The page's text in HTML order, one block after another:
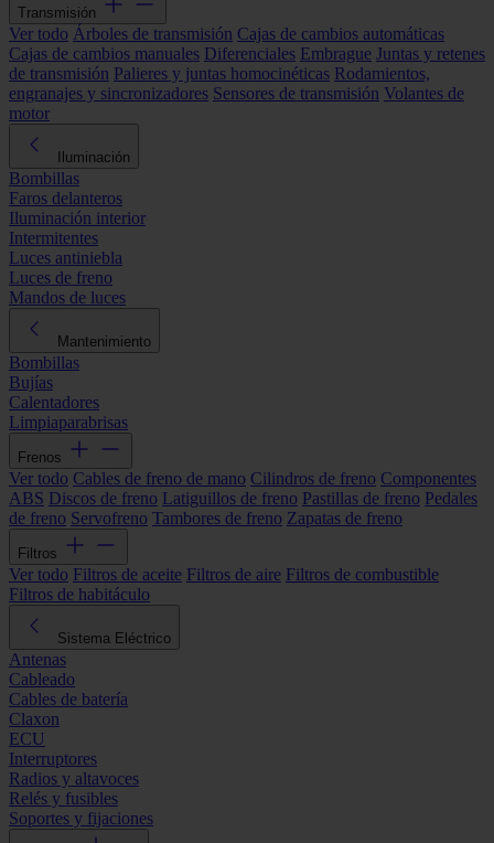
Transmisión
Ver todo Árboles de transmisión Cajas de cambios automáticas
Cajas de cambios manuales Diferenciales Embrague Juntas y retenes
de transmisión Palieres y juntas homocinéticas Rodamientos,
engranajes y sincronizadores Sensores de transmisión Volantes de
motor
Iluminación
Bombillas
Faros delanteros
Iluminación interior
Intermitentes
Luces antiniebla
Luces de freno
Mandos de luces
Mantenimiento
Bombillas
Bujías
Calentadores
Limpiaparabrisas
Frenos
Ver todo Cables de freno de mano Cilindros de freno Componentes
ABS Discos de freno Latiguillos de freno Pastillas de freno Pedales
de freno Servofreno Tambores de freno Zapatas de freno
Filtros
Ver todo Filtros de aceite Filtros de aire Filtros de combustible
Filtros de habitáculo
Sistema Eléctrico
Antenas
Cableado
Cables de batería
Claxon
ECU
Interruptores
Radios y altavoces
Relés y fusibles
Soportes y fijaciones